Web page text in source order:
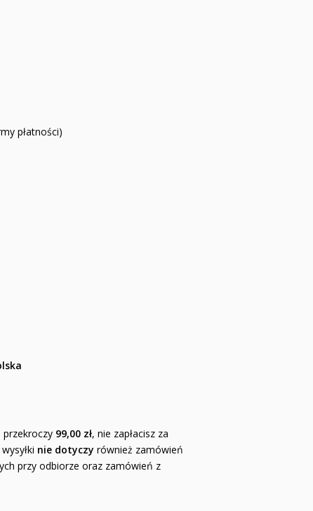
płatności)
przekroczy 99,00 zł, nie zapłacisz za
nie dotyczy również zamówień
przy odbiorze oraz zamówień z